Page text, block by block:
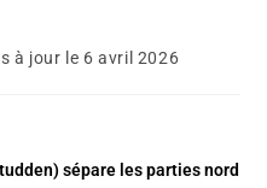
à jour le 6 avril 2026
sépare les parties nord